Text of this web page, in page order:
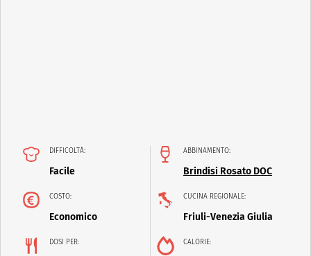
DIFFICOLTÀ:
Facile
ABBINAMENTO:
Brindisi Rosato DOC
COSTO:
Economico
CUCINA REGIONALE:
Friuli-Venezia Giulia
DOSI PER: CALORIE: